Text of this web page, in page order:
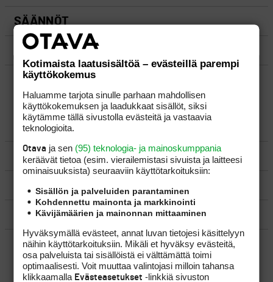
SÄÄNNÖT
OHJEET
UUSIMMAT VIESTIKETJUT
YLEISTÄ
VÄLINEET
MATKAILU
KILPAGOLF & HARJOITTELU
SÄÄNNÖT
Kotimaista laatusisältöä – evästeillä parempi
käyttökokemus
Haluamme tarjota sinulle parhaan mahdollisen
käyttökokemuksen ja laadukkaat sisällöt, siksi
käytämme tällä sivustolla evästeitä ja vastaavia
teknologioita.
Otava ja sen (95) teknologia- ja mainoskumppania
keräävät tietoa (esim. vierailemis­tasi sivuista ja laitteesi
ominaisuuk­sista) seuraaviin käyttötarkoituksiin:
Sisällön ja palveluiden parantaminen
Kohdennettu mainonta ja markkinointi
Kävijämäärien ja mainonnan mittaaminen
Hyväksymällä evästeet, annat luvan tietojesi käsittelyyn
näihin käyttötarkoituksiin. Mikäli et hyväksy evästeitä,
osa palveluista tai sisällöistä ei välttämättä toimi
optimaalisesti. Voit muuttaa valintojasi milloin tahansa
klikkaamalla Evästeasetukset -linkkiä sivuston